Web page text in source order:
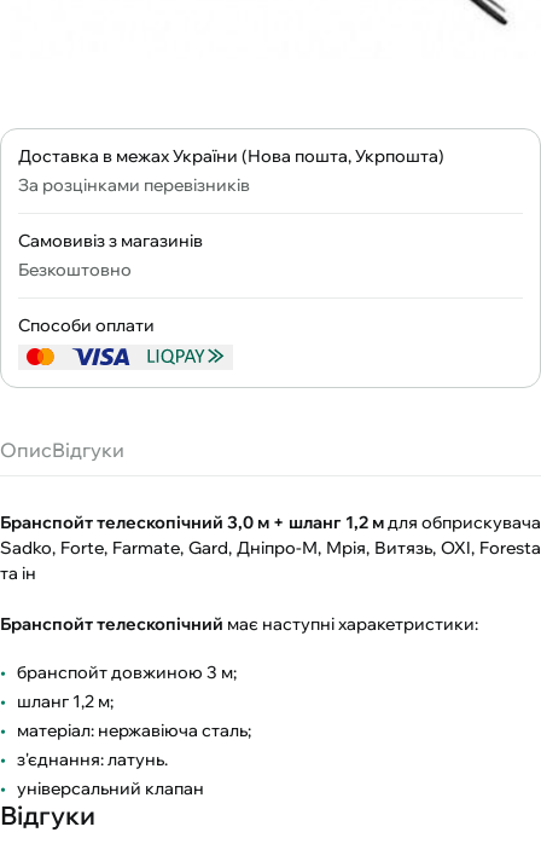
Доставка в межах України (Нова пошта, Укрпошта)
За розцінками перевізників
Самовивіз з магазинів
Безкоштовно
Способи оплати
ОписВідгуки
Бранспойт телескопічний 3,0 м + шланг 1,2 мдля обприскувача
Sadko, Forte, Farmate, Gard, Дніпро-М, Мрія, Витязь, OXI, Foresta
та ін
Бранспойт телескопічний має наступні харакетристики:
бранспойт довжиною 3 м;
шланг 1,2 м;
матеріал: нержавіюча сталь;
з'єднання: латунь.
універсальний клапан
Відгуки